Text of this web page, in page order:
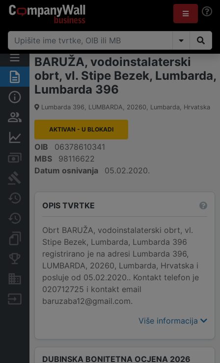
Sažetak
Financijski podaci
Računi i blokade
Promjene
Dokumenti i objave
Konkurentske tvrtke
Nekretnine i imovina
Izvoz
BARUŽA, vodoinstalaterski
obrt, vl. Stipe Bezek, Lumbarda,
Lumbarda 396
Lumbarda 396, LUMBARDA, 20260, Lumbarda, Hrvatska
AKTIVAN - U BLOKADI
OIB
06378610341
MBS
98116622
Datum osnivanja
05.02.2020.
OPIS TVRTKE
Obrt BARUŽA, vodoinstalaterski obrt, vl.
Stipe Bezek, Lumbarda, Lumbarda 396
registrirano je na adresi Lumbarda 396,
LUMBARDA, 20260, Lumbarda, Hrvatska i
posluje od 05.02.2020.. Kontakt telefon je
020712725 i kontakt email
baruzaba12@gmail.com.
Više informacija
DUBINSKA BONITETNA OCJENA 2026